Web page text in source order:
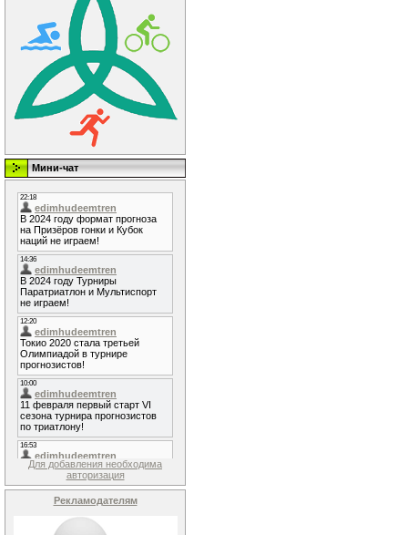
Мини-чат
Для добавления необходима
авторизация
Рекламодателям